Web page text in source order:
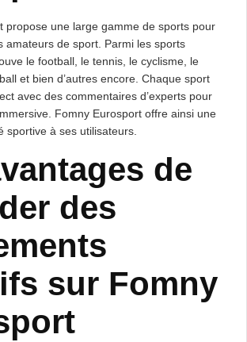
propose une large gamme de sports pour
amateurs de sport. Parmi les sports
le football, le tennis, le cyclisme, le
et bien d’autres encore. Chaque sport
avec des commentaires d’experts pour
Fomny Eurosport offre ainsi une
sportive à ses utilisateurs.
de
des
sur Fomny